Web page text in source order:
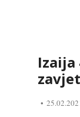
Izaija
zavjet